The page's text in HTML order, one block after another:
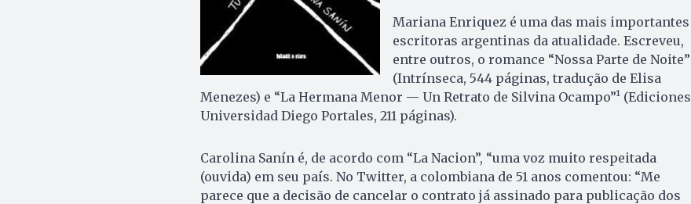
Mariana Enriquez é uma das mais importantes
escritoras argentinas da atualidade. Escreveu,
entre outros, o romance “Nossa Parte de Noite”
(Intrínseca, 544 páginas, tradução de Elisa
Menezes) e “La Hermana Menor — Un Retrato de Silvina Ocampo”¹ (Ediciones
Universidad Diego Portales, 211 páginas).
Carolina Sanín é, de acordo com “La Nacion”, “uma voz muito respeitada
(ouvida) em seu país. No Twitter, a colombiana de 51 anos comentou: “Me
parece que a decisão de cancelar o contrato já assinado para publicação dos